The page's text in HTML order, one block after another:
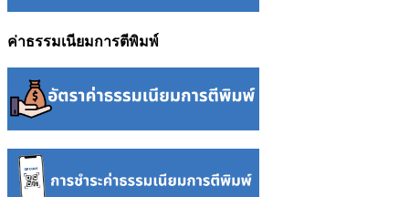
ค่าธรรมเนียมการตีพิมพ์